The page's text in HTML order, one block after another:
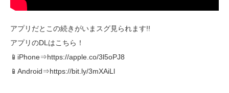
アプリだとこの続きがいまスグ見られます!!
アプリのDLはこちら！
📱iPhone⇒https://apple.co/3l5oPJ8
📱Android⇒https://bit.ly/3mXAiLl